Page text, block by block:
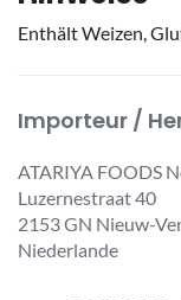
Enthält Weizen,
Importeur /
ATARIYA FOODS
Luzernestraat 40
2153 GN Nieuw-
Niederlande